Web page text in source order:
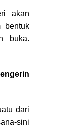
akan
bentuk
buka.
dari
sini